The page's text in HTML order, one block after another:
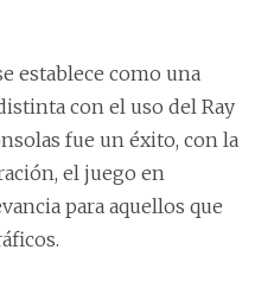
establece como una
con el uso del Ray
fue un éxito, con la
el juego en
para aquellos que